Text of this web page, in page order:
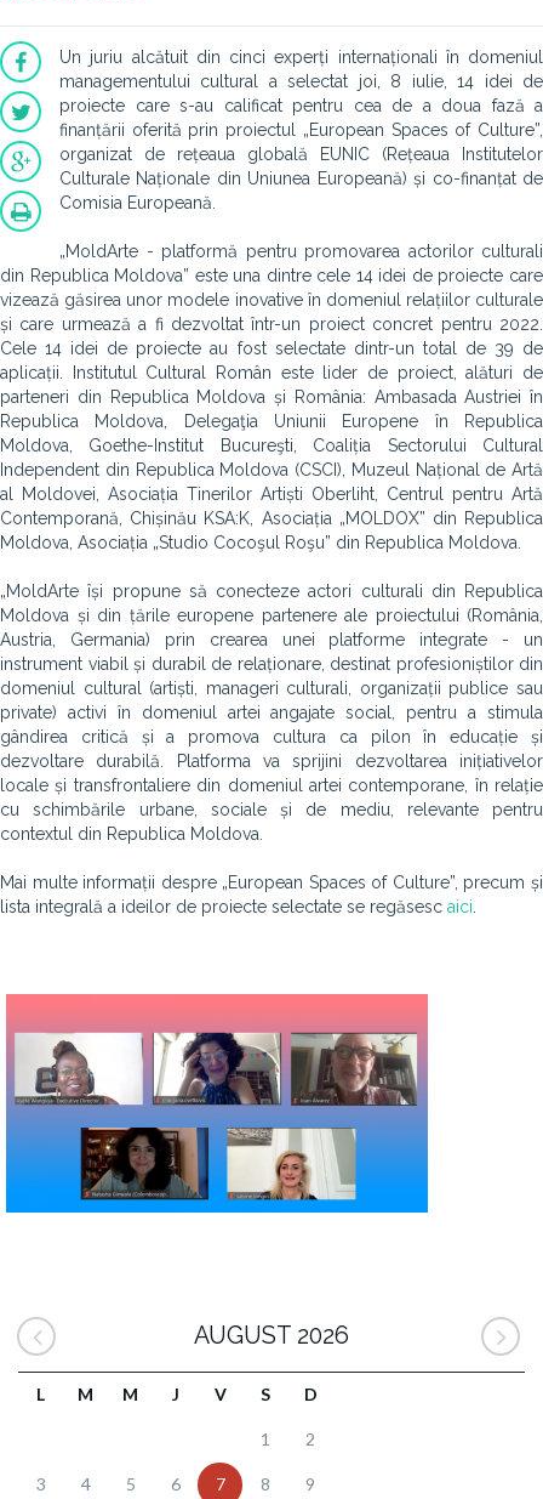
Un juriu alcătuit din cinci experți internaționali în domeniul
managementului cultural a selectat joi, 8 iulie, 14 idei de
proiecte care s-au calificat pentru cea de a doua fază a
finanțării oferită prin proiectul „European Spaces of Culture”,
organizat de rețeaua globală EUNIC (Rețeaua Institutelor
Culturale Naționale din Uniunea Europeană) și co-finanțat de
Comisia Europeană.
„MoldArte - platformă pentru promovarea actorilor culturali
din Republica Moldova” este una dintre cele 14 idei de proiecte care
vizează găsirea unor modele inovative în domeniul relațiilor culturale
și care urmează a fi dezvoltat într-un proiect concret pentru 2022.
Cele 14 idei de proiecte au fost selectate dintr-un total de 39 de
aplicații. Institutul Cultural Român este lider de proiect, alături de
parteneri din Republica Moldova și România: Ambasada Austriei în
Republica Moldova, Delegaţia Uniunii Europene în Republica
Moldova, Goethe-Institut Bucureşti, Coaliția Sectorului Cultural
Independent din Republica Moldova (CSCI), Muzeul Național de Artă
al Moldovei, Asociația Tinerilor Artiști Oberliht, Centrul pentru Artă
Contemporană, Chișinău KSA:K, Asociația „MOLDOX” din Republica
Moldova, Asociația „Studio Cocoşul Roşu” din Republica Moldova.
„MoldArte își propune să conecteze actori culturali din Republica
Moldova și din țările europene partenere ale proiectului (România,
Austria, Germania) prin crearea unei platforme integrate - un
instrument viabil și durabil de relaționare, destinat profesioniștilor din
domeniul cultural (artiști, manageri culturali, organizații publice sau
private) activi în domeniul artei angajate social, pentru a stimula
gândirea critică și a promova cultura ca pilon în educație și
dezvoltare durabilă. Platforma va sprijini dezvoltarea inițiativelor
locale și transfrontaliere din domeniul artei contemporane, în relație
cu schimbările urbane, sociale și de mediu, relevante pentru
contextul din Republica Moldova.
Mai multe informații despre „European Spaces of Culture”, precum și
lista integrală a ideilor de proiecte selectate se regăsesc aici
AUGUST 2026
L M M J V S D
1 2
3 4 5 6 7 8 9